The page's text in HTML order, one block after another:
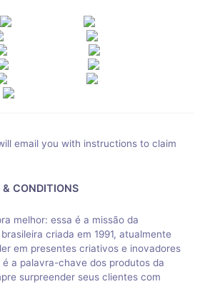
email you with instructions to claim
& CONDITIONS
melhor: essa é a missão da
criada em 1991, atualmente
em presentes criativos e inovadores
a palavra-chave dos produtos da
surpreender seus clientes com